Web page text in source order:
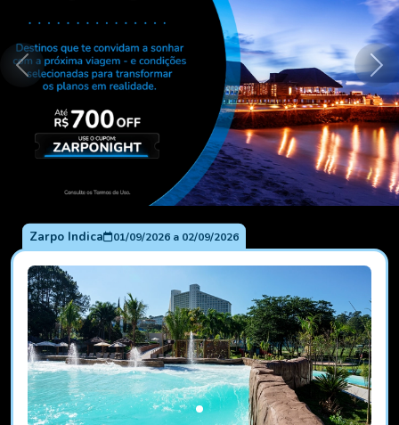
Anterior
Zarpo Indica 01/09/2026a 02/09/2026